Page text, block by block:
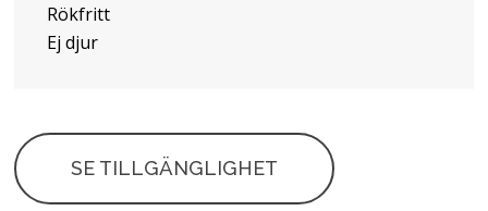
Rökfritt
Ej djur
SE TILLGÄNGLIGHET